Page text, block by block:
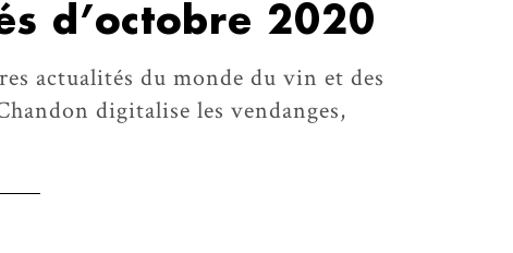
d’octobre 2020
actualités du monde du vin et des
digitalise les vendanges,